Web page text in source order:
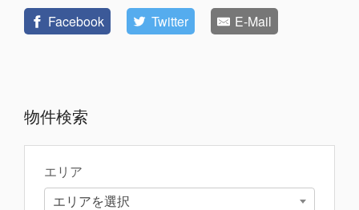
Facebook Twitter E-Mail
物件検索
エリア
エリアを選択